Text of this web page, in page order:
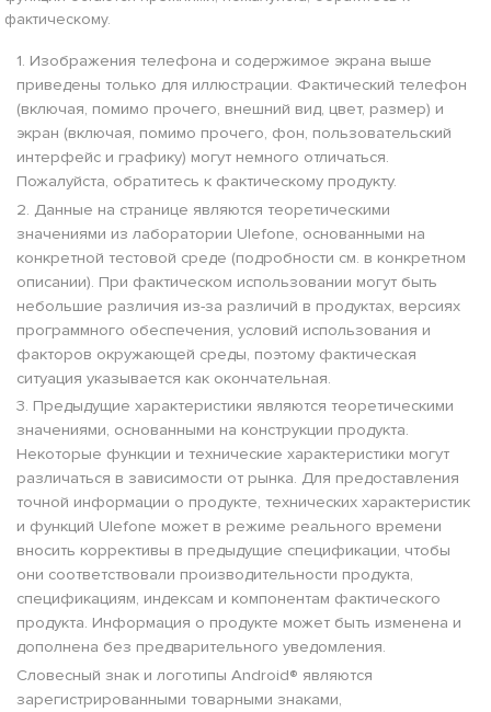
фактическому.
1. Изображения телефона и содержимое экрана выше
приведены только для иллюстрации. Фактический телефон
(включая, помимо прочего, внешний вид, цвет, размер) и
экран (включая, помимо прочего, фон, пользовательский
интерфейс и графику) могут немного отличаться.
Пожалуйста, обратитесь к фактическому продукту.
2. Данные на странице являются теоретическими
значениями из лаборатории Ulefone, основанными на
конкретной тестовой среде (подробности см. в конкретном
описании). При фактическом использовании могут быть
небольшие различия из-за различий в продуктах, версиях
программного обеспечения, условий использования и
факторов окружающей среды, поэтому фактическая
ситуация указывается как окончательная.
3. Предыдущие характеристики являются теоретическими
значениями, основанными на конструкции продукта.
Некоторые функции и технические характеристики могут
различаться в зависимости от рынка. Для предоставления
точной информации о продукте, технических характеристик
и функций Ulefone может в режиме реального времени
вносить коррективы в предыдущие спецификации, чтобы
они соответствовали производительности продукта,
спецификациям, индексам и компонентам фактического
продукта. Информация о продукте может быть изменена и
дополнена без предварительного уведомления.
Словесный знак и логотипы Android® являются
зарегистрированными товарными знаками,